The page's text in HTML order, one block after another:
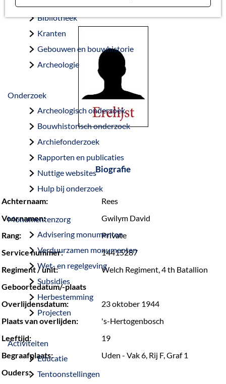
Bibliotheek
Kranten
Gebouwen en bouwhistorie
Archeologie
Onderzoek
Archeologisch onderzoek
Bouwhistorisch onderzoek
Archiefonderzoek
Rapporten en publicaties
Nuttige websites
Hulp bij onderzoek
Monumentenzorg
Advisering monumenten
Verduurzamen monumenten
Wet- en regelgeving
Subsidies
Herbestemming
Projecten
Activiteiten
Educatie
Tentoonstellingen
Biografie
Achternaam:
Rees
Voornamen:
Gwilym David
Rang:
Private
Service nummer:
14415287
Regiment / unit:
Welch Regiment, 4 th Batallion
Geboortedatum/-plaats
Overlijdensdatum:
23 oktober 1944
Plaats van overlijden:
's-Hertogenbosch
Leeftijd:
19
Begraafplaats:
Uden - Vak 6, Rij F, Graf 1
Ouders: